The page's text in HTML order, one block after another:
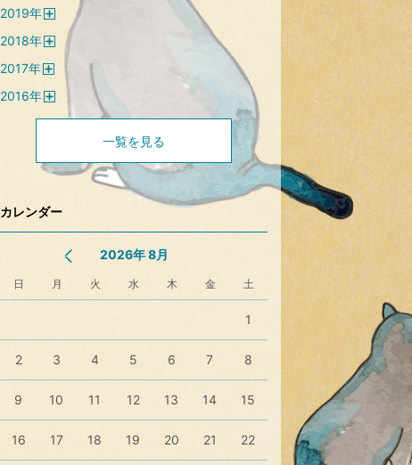
2019年
開
く
2018年
開
2017年
開
く
2016年
一覧を見る
カレンダー
2026年 8月
日 月 火 水 木 金 土
1
2 3 4 5 6 7 8
9 10 11 12 13 14 15
16 17 18 19 20 21 22